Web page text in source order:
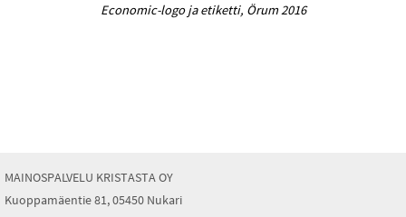
Economic-logo ja etiketti, Örum 2016
MAINOSPALVELU KRISTASTA OY
Kuoppamäentie 81, 05450 Nukari